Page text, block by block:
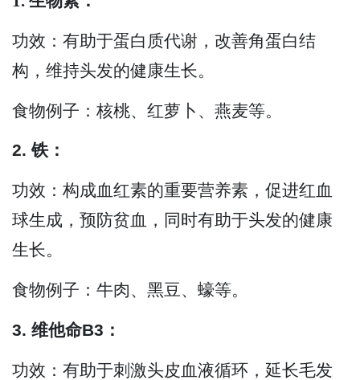
功效：有助于蛋白质代谢，改善角蛋白结
构，维持头发的健康生长。
食物例子：核桃、红萝卜、燕麦等。
2. 铁：
功效：构成血红素的重要营养素，促进红血
球生成，预防贫血，同时有助于头发的健康
生长。
食物例子：牛肉、黑豆、蠔等。
3. 维他命B3：
功效：有助于刺激头皮血液循环，延长毛发